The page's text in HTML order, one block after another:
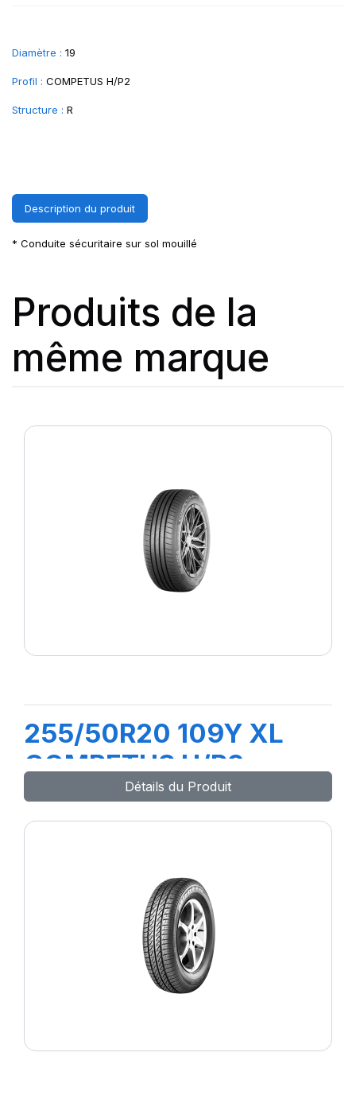
Diamètre : 19
Profil : COMPETUS H/P2
Structure : R
Description du produit
* Conduite sécuritaire sur sol mouillé
Produits de la
même marque
255/50R20 109Y XL
COMPETUS H/P3
Détails du Produit